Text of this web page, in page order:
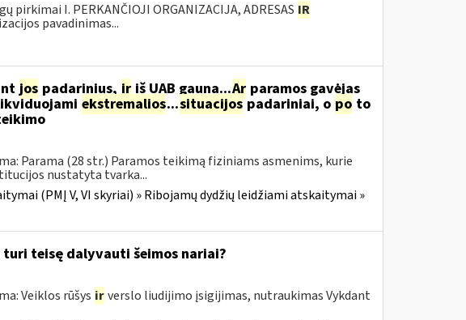
pirkimai I. PERKANČIOJI ORGANIZACIJA, ADRESAS IR
pavadinimas...
jos padarinius,iriš UAB gauna...Arparamos gavėjas
ekstremalios...situacijospadariniai, o po to
Parama (28 str.) Paramos teikimą fiziniams asmenims, kurie
nustatyta tvarka...
(PMĮ V, VI skyriai) » Ribojamų dydžių leidžiami atskaitymai »
teisę dalyvauti šeimos nariai?
Veiklos rūšys ir verslo liudijimo įsigijimas, nutraukimas Vykdant